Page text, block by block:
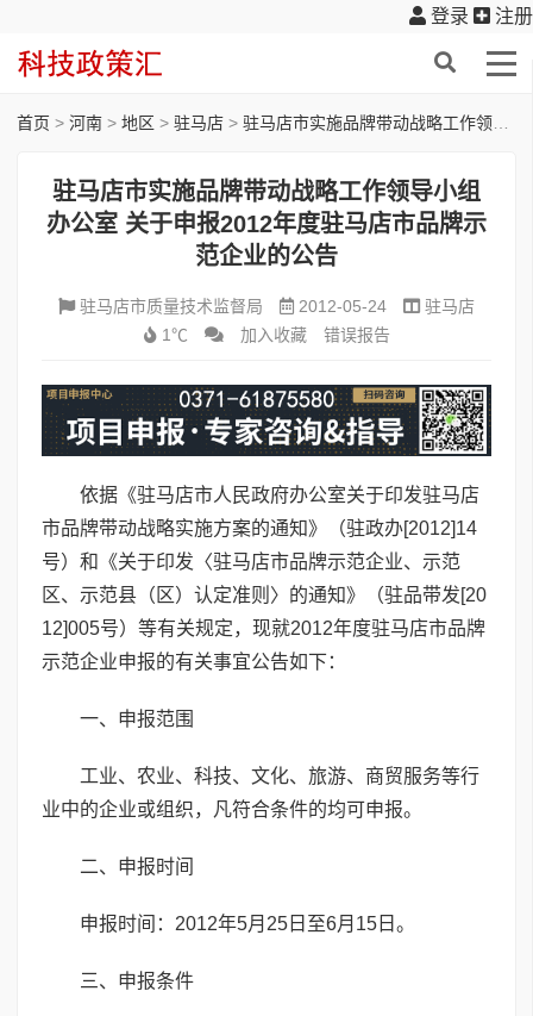
登录 注册
首页 > 河南 > 地区 > 驻马店 > 驻马店市实施品牌带动战略工作领导小组办公室 关于申报2012年度驻马店市品牌示范企业的公告
驻马店市实施品牌带动战略工作领导小组
办公室 关于申报2012年度驻马店市品牌示
范企业的公告
驻马店市质量技术监督局 2012-05-24
驻马店
1℃
加入收藏 错误报告
依据《驻马店市人民政府办公室关于印发驻马店
市品牌带动战略实施方案的通知》（驻政办[2012]14
号）和《关于印发〈驻马店市品牌示范企业、示范
区、示范县（区）认定准则〉的通知》（驻品带发[20
12]005号）等有关规定，现就2012年度驻马店市品牌
示范企业申报的有关事宜公告如下：
一、申报范围
工业、农业、科技、文化、旅游、商贸服务等行
业中的企业或组织，凡符合条件的均可申报。
二、申报时间
申报时间：2012年5月25日至6月15日。
三、申报条件